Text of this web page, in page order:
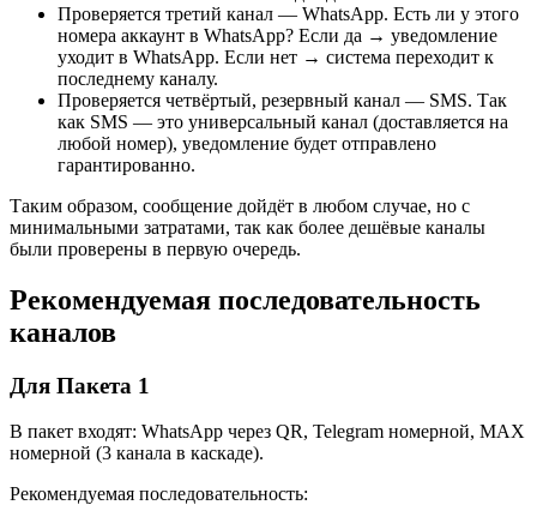
Проверяется третий канал — WhatsApp. Есть ли у этого
номера аккаунт в WhatsApp? Если да → уведомление
уходит в WhatsApp. Если нет → система переходит к
последнему каналу.
Проверяется четвёртый, резервный канал — SMS. Так
как SMS — это универсальный канал (доставляется на
любой номер), уведомление будет отправлено
гарантированно.
Таким образом, сообщение дойдёт в любом случае, но с
минимальными затратами, так как более дешёвые каналы
были проверены в первую очередь.
Рекомендуемая последовательность
каналов
Для Пакета 1
В пакет входят: WhatsApp через QR, Telegram номерной, MAX
номерной (3 канала в каскаде).
Рекомендуемая последовательность: